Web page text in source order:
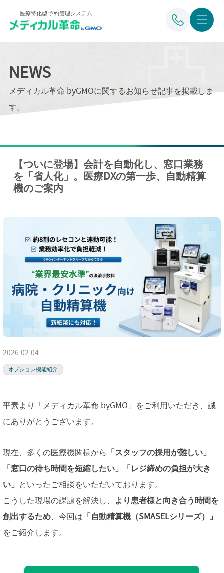
医療特化型 予約管理システム
NEWS
メディカル革命 byGMOに関するお知らせ記事を掲載しま
す。
【ついに登場】会計を自動化し、窓口業務
を「省人化」。医療DXの第一歩、自動精算
機のご案内
2026.02.04
オプション機能紹介
平素より「メディカル革命 byGMO」をご利用いただき、誠
にありがとうございます。
現在、多くの医療機関様から 「スタッフの採用が難しい」
「窓口の待ち時間を短縮したい」「レジ締めの負担が大き
い」 といったご相談をいただいております。
こうした現場の課題を解決し、
より患者様と向き合う時間を
創出するため、今回は 「自動精算機（SMASELシリーズ）」
をご紹介します。